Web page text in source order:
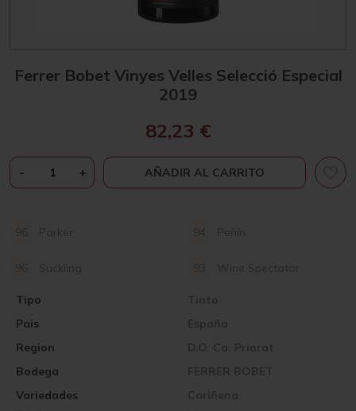
Ferrer Bobet Vinyes Velles Selecció Especial
2019
Parker Peñín
Suckling Wine Spectator
Pais España
Region D.O. Ca. Priorat
Bodega FERRER BOBET
Variedades Cariñena
Tipo Tinto
82,23 €
-FERRER
BOBET
SELECCIÓ
2019
+ AÑADIR AL CARRITO